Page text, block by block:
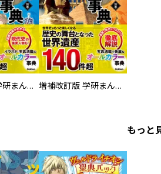
増補改訂版 学研まんが NEW世界の歴史 別巻 人物学習事典 増補改訂版 学研まんが NEW世界の歴史 別巻 世界遺産学習事典
もっと